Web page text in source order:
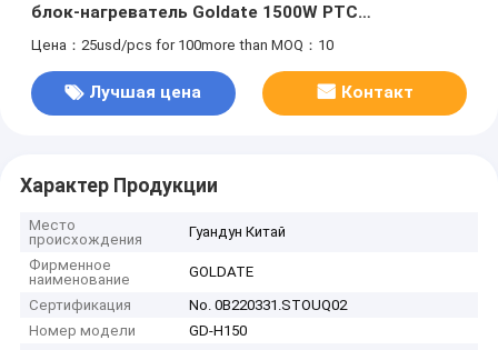
блок-нагреватель Goldate 1500W PTC
нагреватель Малый размер
Цена：25usd/pcs for 100more than MOQ：10
Лучшая цена Контакт
Характер Продукции
Место
происхождения
Гуандун Китай
Фирменное
наименование
GOLDATE
Сертификация
No. 0B220331.STOUQ02
Номер модели
GD-H150